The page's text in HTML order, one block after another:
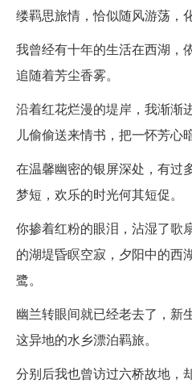
缕羁思旅情，恰似随风游荡，
我曾经有十年的生活在西湖，
追随着芳尘香雾。
沿着红花烂漫的堤岸，我渐渐
儿偷偷送来情书，把一怀芳心
在温馨幽密的银屏深处，有过
梦短，欢乐的时光何其短促。
你掺着红粉的眼泪，沾湿了歌
的湖堤昏瞑空寂，夕阳中的西
鹭。
幽兰转眼间就已经老去了，新
这异地的水乡漂泊羁旅。
分别后我也曾访过六桥故地，